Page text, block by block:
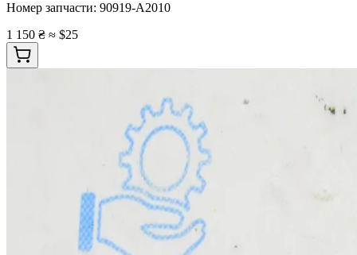
Номер запчасти: 90919-A2010
1 150 ₴ ≈ $25